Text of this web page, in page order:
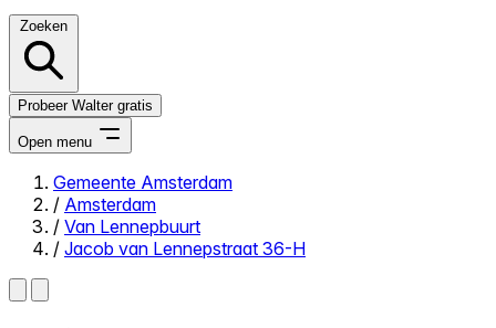
Zoeken
Probeer Walter gratis
Open menu
Close menu
Gemeente Amsterdam
/ Amsterdam
/ Van Lennepbuurt
/ Jacob van Lennepstraat 36-H